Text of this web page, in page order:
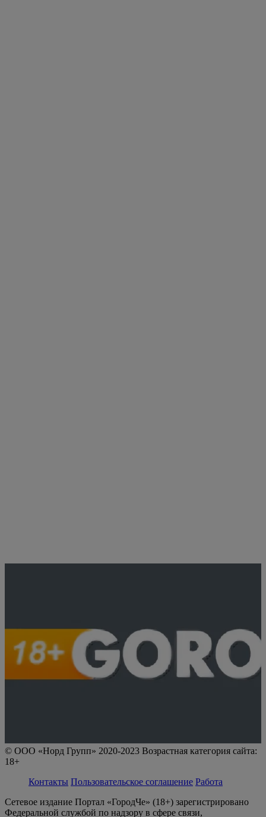
© ООО «Норд Групп» 2020-2023 Возрастная категория сайта:
18+
Контакты Пользовательское соглашение Работа
Сетевое издание Портал «ГородЧе» (18+) зарегистрировано
Федеральной службой по надзору в сфере связи,